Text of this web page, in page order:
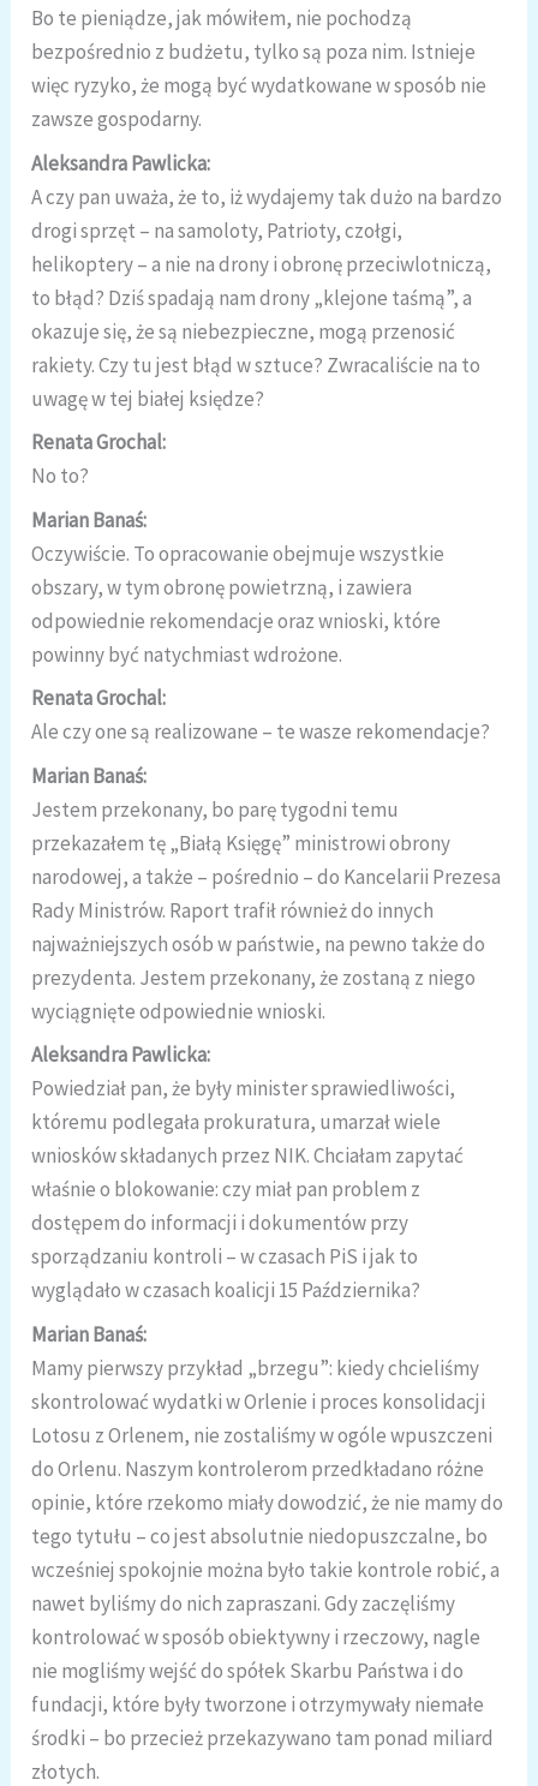
Bo te pieniądze, jak mówiłem, nie pochodzą
bezpośrednio z budżetu, tylko są poza nim. Istnieje
więc ryzyko, że mogą być wydatkowane w sposób nie
zawsze gospodarny.
Aleksandra Pawlicka:
A czy pan uważa, że to, iż wydajemy tak dużo na bardzo
drogi sprzęt – na samoloty, Patrioty, czołgi,
helikoptery – a nie na drony i obronę przeciwlotniczą,
to błąd? Dziś spadają nam drony „klejone taśmą”, a
okazuje się, że są niebezpieczne, mogą przenosić
rakiety. Czy tu jest błąd w sztuce? Zwracaliście na to
uwagę w tej białej księdze?
Renata Grochal:
No to?
Marian Banaś:
Oczywiście. To opracowanie obejmuje wszystkie
obszary, w tym obronę powietrzną, i zawiera
odpowiednie rekomendacje oraz wnioski, które
powinny być natychmiast wdrożone.
Renata Grochal:
Ale czy one są realizowane – te wasze rekomendacje?
Marian Banaś:
Jestem przekonany, bo parę tygodni temu
przekazałem tę „Białą Księgę” ministrowi obrony
narodowej, a także – pośrednio – do Kancelarii Prezesa
Rady Ministrów. Raport trafił również do innych
najważniejszych osób w państwie, na pewno także do
prezydenta. Jestem przekonany, że zostaną z niego
wyciągnięte odpowiednie wnioski.
Aleksandra Pawlicka:
Powiedział pan, że były minister sprawiedliwości,
któremu podlegała prokuratura, umarzał wiele
wniosków składanych przez NIK. Chciałam zapytać
właśnie o blokowanie: czy miał pan problem z
dostępem do informacji i dokumentów przy
sporządzaniu kontroli – w czasach PiS i jak to
wyglądało w czasach koalicji 15 Października?
Marian Banaś:
Mamy pierwszy przykład „brzegu”: kiedy chcieliśmy
skontrolować wydatki w Orlenie i proces konsolidacji
Lotosu z Orlenem, nie zostaliśmy w ogóle wpuszczeni
do Orlenu. Naszym kontrolerom przedkładano różne
opinie, które rzekomo miały dowodzić, że nie mamy do
tego tytułu – co jest absolutnie niedopuszczalne, bo
wcześniej spokojnie można było takie kontrole robić, a
nawet byliśmy do nich zapraszani. Gdy zaczęliśmy
kontrolować w sposób obiektywny i rzeczowy, nagle
nie mogliśmy wejść do spółek Skarbu Państwa i do
fundacji, które były tworzone i otrzymywały niemałe
środki – bo przecież przekazywano tam ponad miliard
złotych.